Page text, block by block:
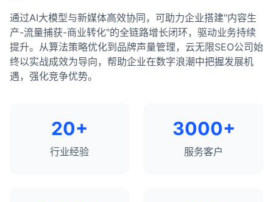
通过AI大模型与新媒体高效协同，可助力企业搭建"内容生
产-流量捕获-商业转化"的全链路增长闭环，驱动业务持续
提升。从算法策略优化到品牌声量管理，云无限SEO公司始
终以实战成效为导向，帮助企业在数字浪潮中把握发展机
遇，强化竞争优势。
20+
行业经验
3000+
服务客户